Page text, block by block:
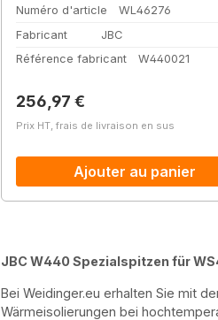
Numéro d'article
WL46276
Fabricant
JBC
Référence fabricant
W440021
Prix régulier :
256,97 €
Prix HT, frais de livraison en sus
Ajouter au panier
JBC W440 Spezialspitzen für
Bei Weidinger.eu erhalten Sie mit
Wärmeisolierungen bei